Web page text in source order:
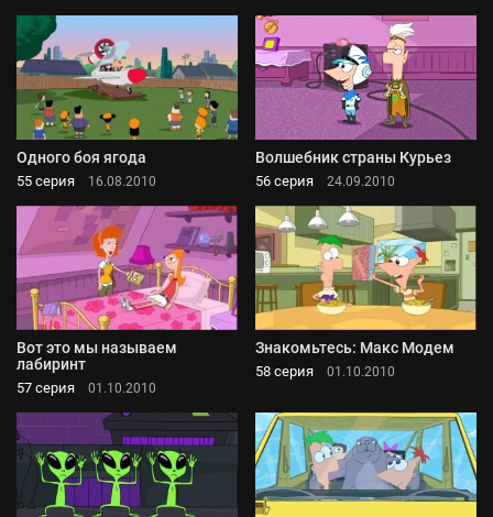
Одного боя ягода
55 серия 16.08.2010
Волшебник страны Курьез
56 серия 24.09.2010
Вот это мы называем
лабиринт
57 серия 01.10.2010
Знакомьтесь: Макс Модем
58 серия 01.10.2010